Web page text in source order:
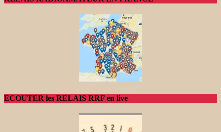
ECOUTER les RELAIS RRF en live